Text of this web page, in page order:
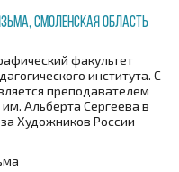
Смоленская область
факультет
института. С
преподавателем
Альберта Сергеева в
Художников России